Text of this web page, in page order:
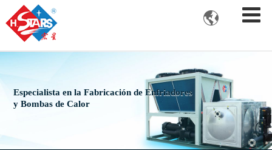

Especialista en la Fabricación de Enfriadores
y Bombas de Calor